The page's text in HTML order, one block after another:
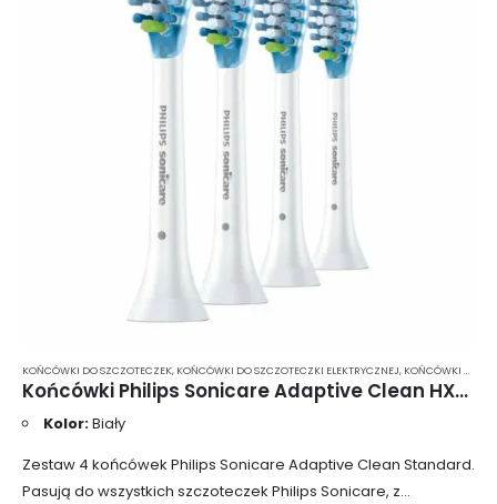
KOŃCÓWKI DO SZCZOTECZEK, KOŃCÓWKI DO SZCZOTECZKI ELEKTRYCZNEJ, KOŃCÓWKI DO SZCZOTECZKI ELEKTRYCZNEJ PHILIPS SONICARE
Końcówki Philips Sonicare Adaptive Clean HX9044/07 4 szt.
Kolor:Biały
Zestaw 4 końcówek Philips Sonicare Adaptive Clean Standard.
Pasują do wszystkich szczoteczek Philips Sonicare, z